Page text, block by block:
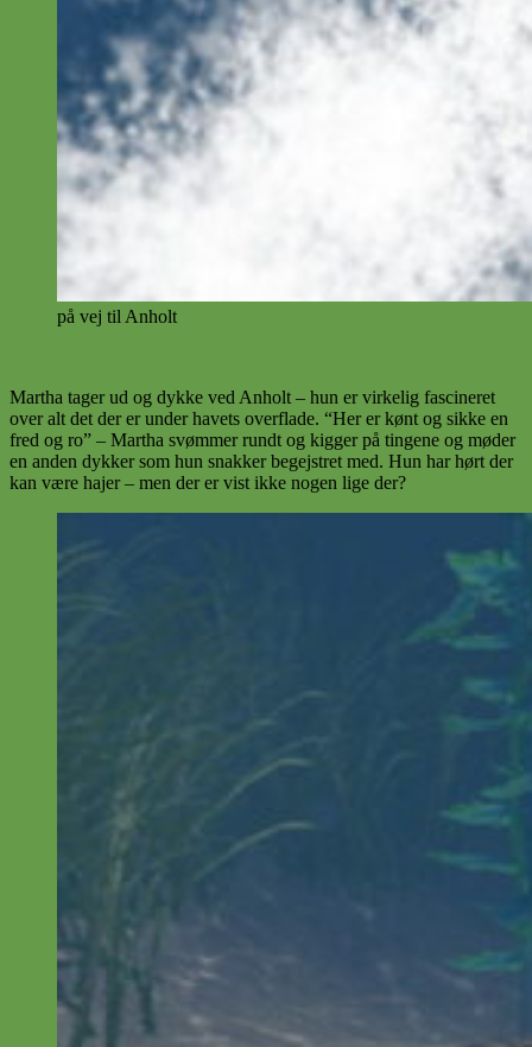
på vej til Anholt
Martha tager ud og dykke ved Anholt – hun er virkelig fascineret
over alt det der er under havets overflade. “Her er kønt og sikke en
fred og ro” – Martha svømmer rundt og kigger på tingene og møder
en anden dykker som hun snakker begejstret med. Hun har hørt der
kan være hajer – men der er vist ikke nogen lige der?